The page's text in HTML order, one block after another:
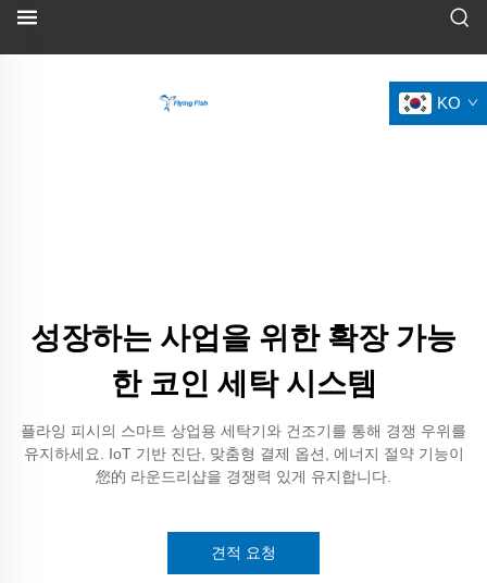
KO
성장하는 사업을 위한 확장 가능
한 코인 세탁 시스템
플라잉 피시의 스마트 상업용 세탁기와 건조기를 통해 경쟁 우위를
유지하세요. IoT 기반 진단, 맞춤형 결제 옵션, 에너지 절약 기능이
您的 라운드리샵을 경쟁력 있게 유지합니다.
견적 요청